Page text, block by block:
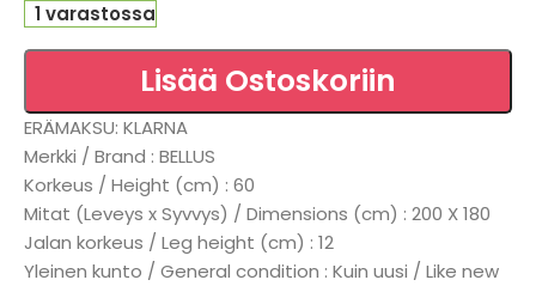
1 varastossa
Lisää Ostoskoriin
ERÄMAKSU: KLARNA
Merkki / Brand : BELLUS
Korkeus / Height (cm) : 60
Mitat (Leveys x Syvvys) / Dimensions (cm) : 200 X 180
Jalan korkeus / Leg height (cm) : 12
Yleinen kunto / General condition : Kuin uusi / Like new